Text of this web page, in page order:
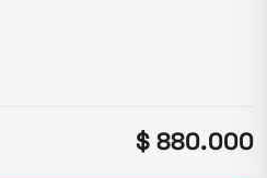
$ 880.000